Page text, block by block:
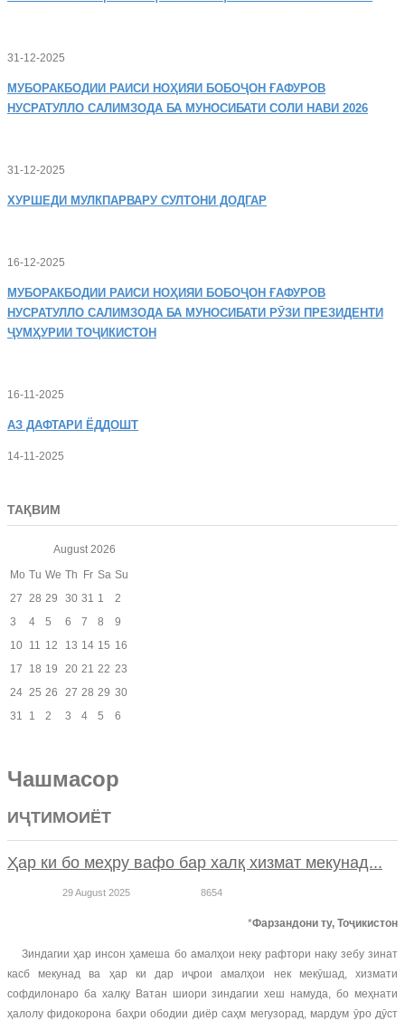
31-12-2025
МУБОРАКБОДИИ РАИСИ НОҲИЯИ БОБОҶОН ҒАФУРОВ
НУСРАТУЛЛО САЛИМЗОДА БА МУНОСИБАТИ СОЛИ НАВИ 2026
31-12-2025
ХУРШЕДИ МУЛКПАРВАРУ СУЛТОНИ ДОДГАР
16-12-2025
МУБОРАКБОДИИ РАИСИ НОҲИЯИ БОБОҶОН ҒАФУРОВ
НУСРАТУЛЛО САЛИМЗОДА БА МУНОСИБАТИ РӮЗИ ПРЕЗИДЕНТИ
ҶУМҲУРИИ ТОҶИКИСТОН
16-11-2025
АЗ ДАФТАРИ ЁДДОШТ
14-11-2025
ТАҚВИМ
August 2026
Mo Tu We Th Fr Sa Su
27 28 29 30 31 1
2
3
4 5 6 7 8
9
10 11 12 13 14 15 16
17
18 19 20 21 22 23
24 25 26 27 28 29 30
31
1 2 3 4 5 6
Чашмасор
ИҶТИМОИЁТ
Ҳар ки бо меҳру вафо бар халқ хизмат мекунад...
29 August 2025 8654
*Фарзандони ту, Тоҷикистон
Зиндагии ҳар инсон ҳамеша бо амалҳои неку рафтори наку зебу зинат
касб мекунад ва ҳар ки дар иҷрои амалҳои нек мекӯшад, хизмати
софдилонаро ба халқу Ватан шиори зиндагии хеш намуда, бо меҳнати
ҳалолу фидокорона баҳри ободии диёр саҳм мегузорад, мардум ӯро дӯст